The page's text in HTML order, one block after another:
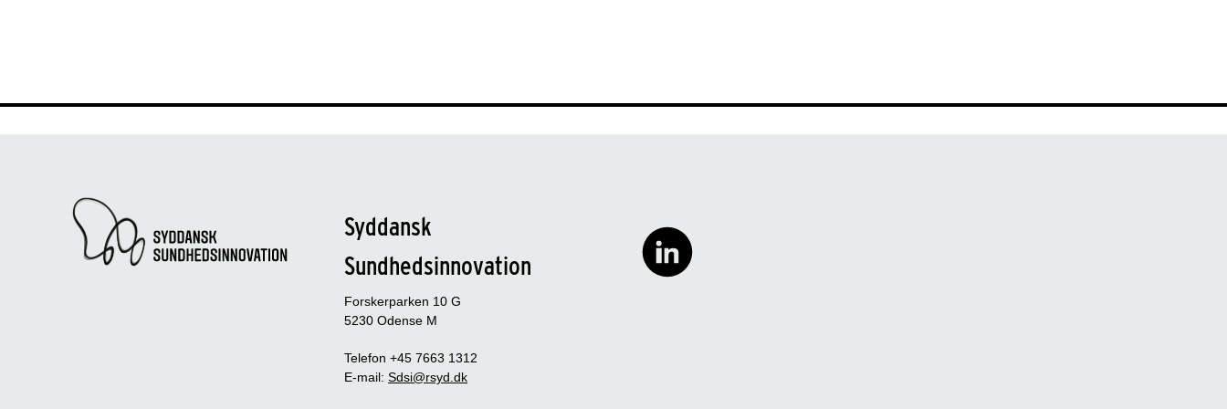
Syddansk
Sundhedsinnovation
Forskerparken 10 G
5230 Odense M
Telefon +45 7663 1312
E-mail: Sdsi@rsyd.dk